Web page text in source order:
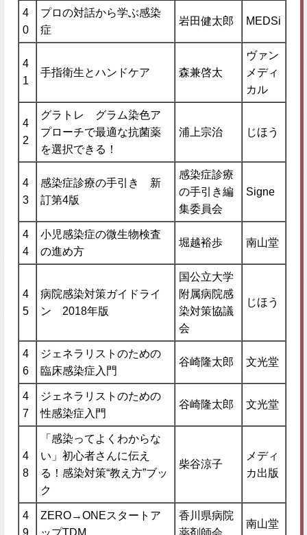
4
0
プロの対話から学ぶ感染
症
岩田健太郎 MEDSi
4
1
手指衛生とハンドケア 森兼啓太
ヴァン
メディ
カル
4
2
グラトレ グラム染色ア
プローチで最適な抗菌薬
を選択できる！
浦上宗治 じほう
4
3
感染症診療の手引き 新
訂第4版
感染症診療
の手引き編
集委員会
Signe
4
4
小児感染症の微生物検査
の進め方
堀越裕歩 南山堂
4
5
病院感染対策ガイドライ
ン 2018年版
国公立大学
附属病院感
染対策協議
会
じほう
4
6
ジェネラリストのための
臨床感染症入門
谷崎隆太郎 文光堂
4
7
ジェネラリストのための
性感染症入門
谷崎隆太郎 文光堂
4
8
「感染ってよくわからな
い」初心者さんに伝え
る！感染対策“教え方”ブッ
ク
柴谷涼子
メディ
カ出版
4
9
ZERO→ONEスタートア
ップTDM
香川県病院
薬剤師会
南山堂